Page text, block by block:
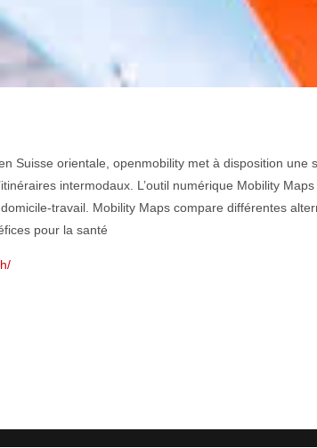
Suisse orientale, openmobility met à disposition
intermodaux. L’outil numérique Mobility
travail. Mobility Maps compare différentes
pour la santé